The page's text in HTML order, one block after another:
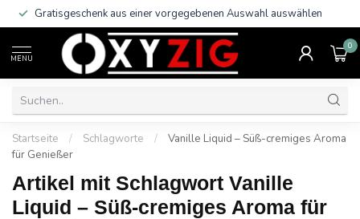
Gratisgeschenk aus einer vorgegebenen Auswahl auswählen
MENU
0
Startseite / Schlagworte /
Vanille Liquid – Süß-cremiges Aroma
für Genießer
Artikel mit Schlagwort Vanille
Liquid – Süß-cremiges Aroma für